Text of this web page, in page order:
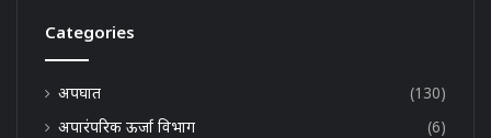
Categories
अपघात
(130)
अपारंपरिक ऊर्जा विभाग
(6)